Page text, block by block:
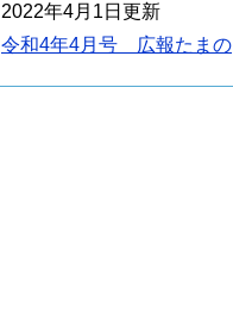
2022年4月1日更新
令和4年4月号 広報たまの